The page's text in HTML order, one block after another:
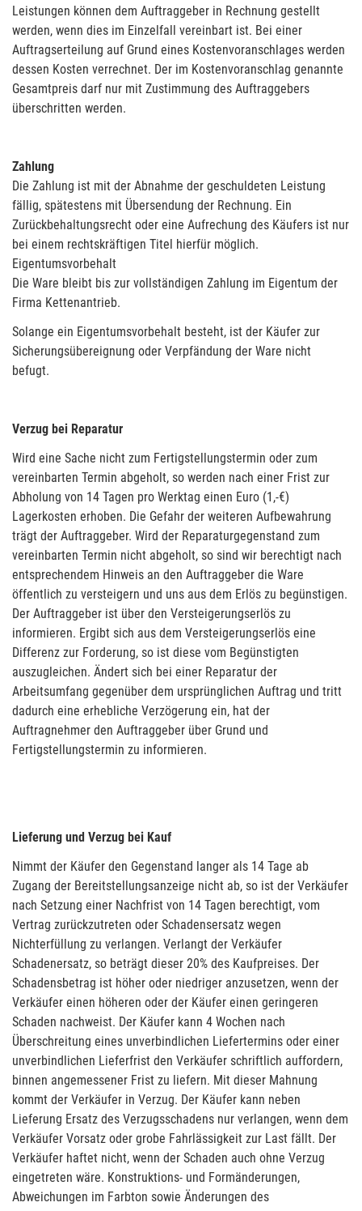
Leistungen können dem Auftraggeber in Rechnung gestellt
werden, wenn dies im Einzelfall vereinbart ist. Bei einer
Auftragserteilung auf Grund eines Kostenvoranschlages werden
dessen Kosten verrechnet. Der im Kostenvoranschlag genannte
Gesamtpreis darf nur mit Zustimmung des Auftraggebers
überschritten werden.
Zahlung
Die Zahlung ist mit der Abnahme der geschuldeten Leistung
fällig, spätestens mit Übersendung der Rechnung. Ein
Zurückbehaltungsrecht oder eine Aufrechung des Käufers ist nur
bei einem rechtskräftigen Titel hierfür möglich.
Eigentumsvorbehalt
Die Ware bleibt bis zur vollständigen Zahlung im Eigentum der
Firma Kettenantrieb.
Solange ein Eigentumsvorbehalt besteht, ist der Käufer zur
Sicherungsübereignung oder Verpfändung der Ware nicht
befugt.
Verzug bei Reparatur
Wird eine Sache nicht zum Fertigstellungstermin oder zum
vereinbarten Termin abgeholt, so werden nach einer Frist zur
Abholung von 14 Tagen pro Werktag einen Euro (1,-€)
Lagerkosten erhoben. Die Gefahr der weiteren Aufbewahrung
trägt der Auftraggeber. Wird der Reparaturgegenstand zum
vereinbarten Termin nicht abgeholt, so sind wir berechtigt nach
entsprechendem Hinweis an den Auftraggeber die Ware
öffentlich zu versteigern und uns aus dem Erlös zu begünstigen.
Der Auftraggeber ist über den Versteigerungserlös zu
informieren. Ergibt sich aus dem Versteigerungserlös eine
Differenz zur Forderung, so ist diese vom Begünstigten
auszugleichen. Ändert sich bei einer Reparatur der
Arbeitsumfang gegenüber dem ursprünglichen Auftrag und tritt
dadurch eine erhebliche Verzögerung ein, hat der
Auftragnehmer den Auftraggeber über Grund und
Fertigstellungstermin zu informieren.
Lieferung und Verzug bei Kauf
Nimmt der Käufer den Gegenstand langer als 14 Tage ab
Zugang der Bereitstellungsanzeige nicht ab, so ist der Verkäufer
nach Setzung einer Nachfrist von 14 Tagen berechtigt, vom
Vertrag zurückzutreten oder Schadensersatz wegen
Nichterfüllung zu verlangen. Verlangt der Verkäufer
Schadenersatz, so beträgt dieser 20% des Kaufpreises. Der
Schadensbetrag ist höher oder niedriger anzusetzen, wenn der
Verkäufer einen höheren oder der Käufer einen geringeren
Schaden nachweist. Der Käufer kann 4 Wochen nach
Überschreitung eines unverbindlichen Liefertermins oder einer
unverbindlichen Lieferfrist den Verkäufer schriftlich auffordern,
binnen angemessener Frist zu liefern. Mit dieser Mahnung
kommt der Verkäufer in Verzug. Der Käufer kann neben
Lieferung Ersatz des Verzugsschadens nur verlangen, wenn dem
Verkäufer Vorsatz oder grobe Fahrlässigkeit zur Last fällt. Der
Verkäufer haftet nicht, wenn der Schaden auch ohne Verzug
eingetreten wäre. Konstruktions- und Formänderungen,
Abweichungen im Farbton sowie Änderungen des